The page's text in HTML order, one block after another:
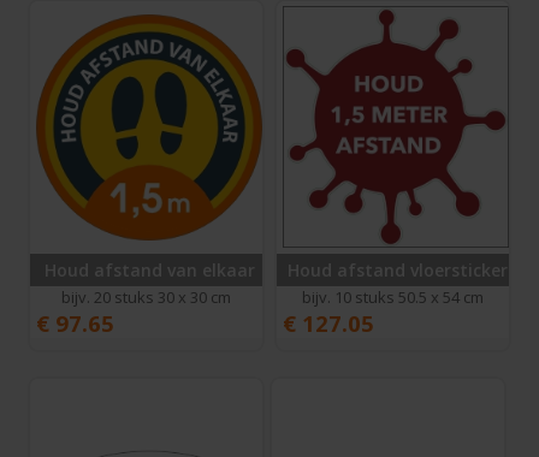
Houd afstand van elkaar
bijv. 20 stuks 30 x 30 cm
€ 97.65
Houd afstand vloersticker
bijv. 10 stuks 50.5 x 54 cm
€ 127.05